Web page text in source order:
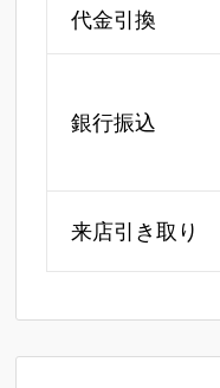
代金引換
銀行振込
来店引き取り